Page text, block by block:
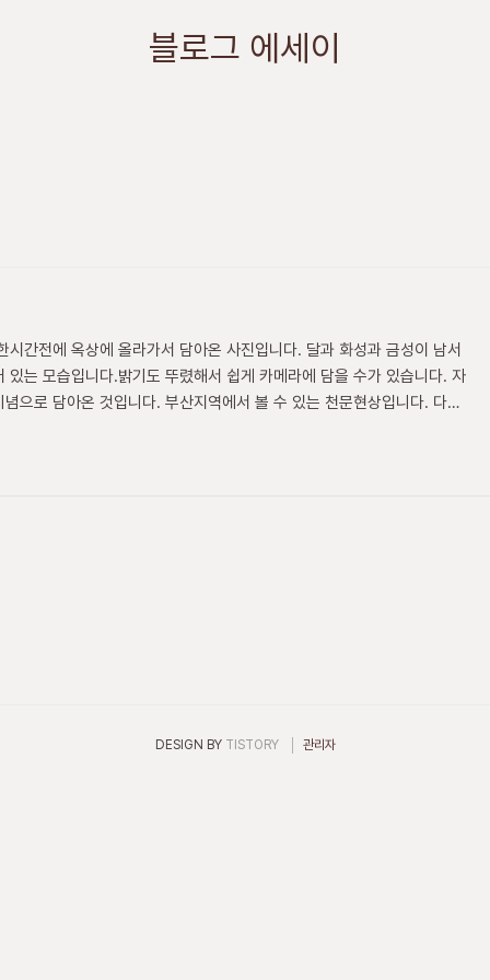
블로그 에세이
간전에 옥상에 올라가서 담아온 사진입니다. 달과 화성과 금성이 남서
있는 모습입니다.밝기도 뚜렸해서 쉽게 카메라에 담을 수가 있습니다. 자
으로 담아온 것입니다. 부산지역에서 볼 수 있는 천문현상입니다. 다른
DESIGN BY TISTORY 관리자